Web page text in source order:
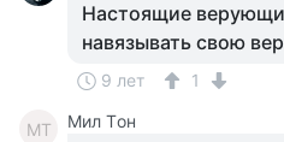
Настоящие
навязывать свою
9 лет 1
МT Мил Tон